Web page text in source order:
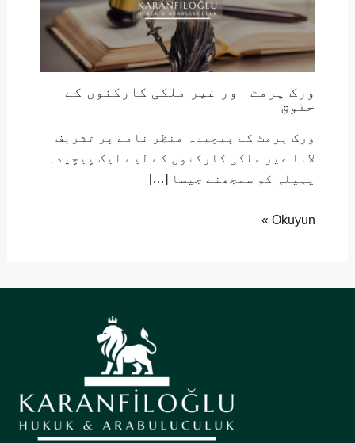
ورک پرمٹ اور غیر ملکی کارکنوں کے
حقوق
ورک پرمٹ کے پیچیدہ منظر نامے پر تشریف
لانا غیر ملکی کارکنوں کے لیے ایک پیچیدہ
پہیلی کو سمجھنے جیسا […]
Okuyun »